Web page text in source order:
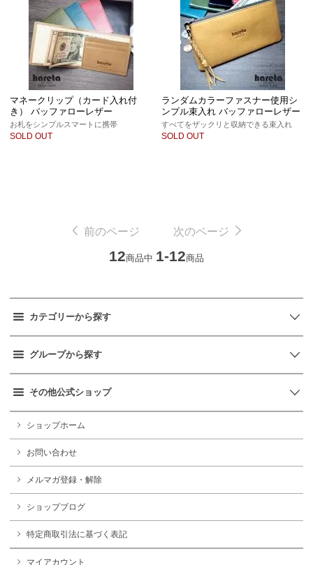
マネークリップ（カード入れ付
き） バッファローレザー
お札をシンプルスマートに携帯
SOLD OUT
ランダムカラーファスナー使用シ
ンプル束入れ バッファローレザー
すべてをザックリと収納できる束入れ
SOLD OUT
前のページ 次のページ
12商品中 1-12商品
カテゴリーから探す
グループから探す
その他公式ショップ
ショップホーム
お問い合わせ
メルマガ登録・解除
ショップブログ
特定商取引法に基づく表記
マイアカウント